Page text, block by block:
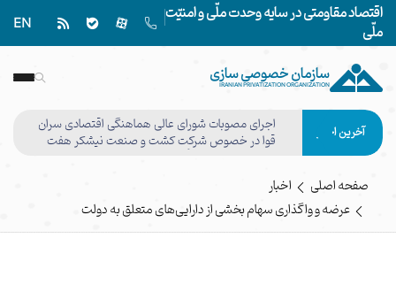
اقتصاد مقاومتی در سایه وحدت ملّی و امنیّت
ملّی
EN
سازمان خصوصی سازی
IRANIAN PRIVATIZATION ORGANIZATION
آخرین اخبار
اجرای مصوبات شورای عالی هماهنگی اقتصادی سران
قوا در خصوص شرکت کشت و صنعت نیشکر هفت
صفحه اصلی
اخبار
عرضه و واگذاری سهام بخشی از دارایی‌های متعلق به دولت